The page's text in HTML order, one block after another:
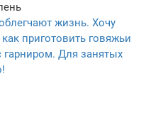
жизнь. Хочу
приготовить говяжьи
гарниром. Для занятых